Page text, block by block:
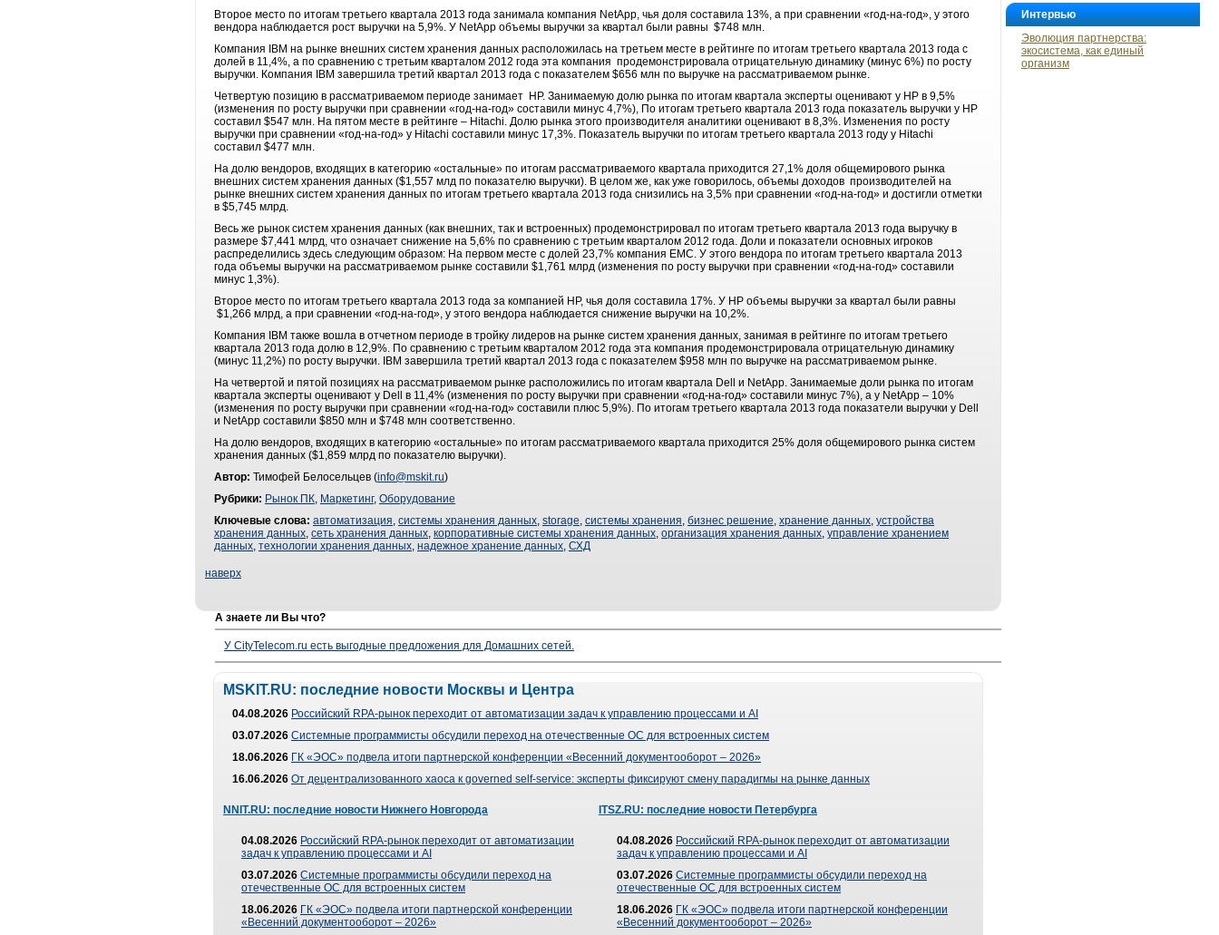
Интервью
Эволюция партнерства:
экосистема, как единый
организм
Второе место по итогам третьего квартала 2013 года занимала компания NetApp, чья доля составила 13%, а при сравнении «год-на-год», у этого
вендора наблюдается рост выручки на 5,9%. У NetApp объемы выручки за квартал были равны $748 млн.
Компания IBM на рынке внешних систем хранения данных расположилась на третьем месте в рейтинге по итогам третьего квартала 2013 года с
долей в 11,4%, а по сравнению с третьим кварталом 2012 года эта компания продемонстрировала отрицательную динамику (минус 6%) по росту
выручки. Компания IBM завершила третий квартал 2013 года с показателем $656 млн по выручке на рассматриваемом рынке.
Четвертую позицию в рассматриваемом периоде занимает HP. Занимаемую долю рынка по итогам квартала эксперты оценивают у HP в 9,5%
(изменения по росту выручки при сравнении «год-на-год» составили минус 4,7%), По итогам третьего квартала 2013 года показатель выручки у HP
составил $547 млн. На пятом месте в рейтинге – Hitachi. Долю рынка этого производителя аналитики оценивают в 8,3%. Изменения по росту
выручки при сравнении «год-на-год» у Hitachi составили минус 17,3%. Показатель выручки по итогам третьего квартала 2013 году у Hitachi
составил $477 млн.
На долю вендоров, входящих в категорию «остальные» по итогам рассматриваемого квартала приходится 27,1% доля общемирового рынка
внешних систем хранения данных ($1,557 млд по показателю выручки). В целом же, как уже говорилось, объемы доходов производителей на
рынке внешних систем хранения данных по итогам третьего квартала 2013 года снизились на 3,5% при сравнении «год-на-год» и достигли отметки
в $5,745 млрд.
Весь же рынок систем хранения данных (как внешних, так и встроенных) продемонстрировал по итогам третьего квартала 2013 года выручку в
размере $7,441 млрд, что означает снижение на 5,6% по сравнению с третьим кварталом 2012 года. Доли и показатели основных игроков
распределились здесь следующим образом: На первом месте с долей 23,7% компания EMC. У этого вендора по итогам третьего квартала 2013
года объемы выручки на рассматриваемом рынке составили $1,761 млрд (изменения по росту выручки при сравнении «год-на-год» составили
минус 1,3%).
Второе место по итогам третьего квартала 2013 года за компанией HP, чья доля составила 17%. У HP объемы выручки за квартал были равны
$1,266 млрд, а при сравнении «год-на-год», у этого вендора наблюдается снижение выручки на 10,2%.
Компания IBM также вошла в отчетном периоде в тройку лидеров на рынке систем хранения данных, занимая в рейтинге по итогам третьего
квартала 2013 года долю в 12,9%. По сравнению с третьим кварталом 2012 года эта компания продемонстрировала отрицательную динамику
(минус 11,2%) по росту выручки. IBM завершила третий квартал 2013 года с показателем $958 млн по выручке на рассматриваемом рынке.
На четвертой и пятой позициях на рассматриваемом рынке расположились по итогам квартала Dell и NetApp. Занимаемые доли рынка по итогам
квартала эксперты оценивают у Dell в 11,4% (изменения по росту выручки при сравнении «год-на-год» составили минус 7%), а у NetApp – 10%
(изменения по росту выручки при сравнении «год-на-год» составили плюс 5,9%). По итогам третьего квартала 2013 года показатели выручки у Dell
и NetApp составили $850 млн и $748 млн соответственно.
На долю вендоров, входящих в категорию «остальные» по итогам рассматриваемого квартала приходится 25% доля общемирового рынка систем
хранения данных ($1,859 млрд по показателю выручки).
Автор: Тимофей Белосельцев (info@mskit.ru)
Рубрики: Рынок ПК, Маркетинг, Оборудование
Ключевые слова: автоматизация, системы хранения данных, storage, системы хранения, бизнес решение, хранение данных, устройства
хранения данных, сеть хранения данных, корпоративные системы хранения данных, организация хранения данных, управление хранением
данных, технологии хранения данных, надежное хранение данных, СХД
наверх
А знаете ли Вы что?
У CityTelecom.ru есть выгодные предложения для Домашних сетей.
MSKIT.RU: последние новости Москвы и Центра
04.08.2026 Российский RPA-рынок переходит от автоматизации задач к управлению процессами и AI
03.07.2026 Системные программисты обсудили переход на отечественные ОС для встроенных систем
18.06.2026 ГК «ЭОС» подвела итоги партнерской конференции «Весенний документооборот – 2026»
16.06.2026 От децентрализованного хаоса к governed self-service: эксперты фиксируют смену парадигмы на рынке данных
NNIT.RU: последние новости Нижнего Новгорода
04.08.2026 Российский RPA-рынок переходит от автоматизации
задач к управлению процессами и AI
03.07.2026 Системные программисты обсудили переход на
отечественные ОС для встроенных систем
18.06.2026 ГК «ЭОС» подвела итоги партнерской конференции
«Весенний документооборот – 2026»
ITSZ.RU: последние новости Петербурга
04.08.2026 Российский RPA-рынок переходит от автоматизации
задач к управлению процессами и AI
03.07.2026 Системные программисты обсудили переход на
отечественные ОС для встроенных систем
18.06.2026 ГК «ЭОС» подвела итоги партнерской конференции
«Весенний документооборот – 2026»